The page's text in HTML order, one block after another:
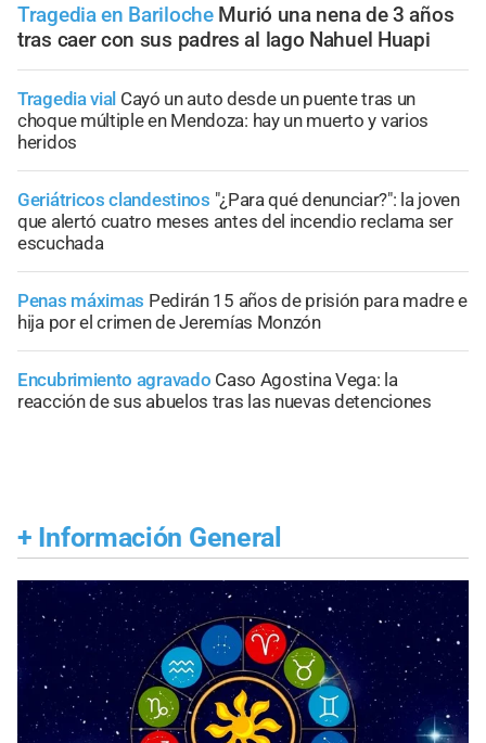
Tragedia en Bariloche Murió una nena de 3 años
tras caer con sus padres al lago Nahuel Huapi
Tragedia vial Cayó un auto desde un puente tras un
choque múltiple en Mendoza: hay un muerto y varios
heridos
Geriátricos clandestinos "¿Para qué denunciar?": la joven
que alertó cuatro meses antes del incendio reclama ser
escuchada
Penas máximas Pedirán 15 años de prisión para madre e
hija por el crimen de Jeremías Monzón
Encubrimiento agravado Caso Agostina Vega: la
reacción de sus abuelos tras las nuevas detenciones
+ Información General